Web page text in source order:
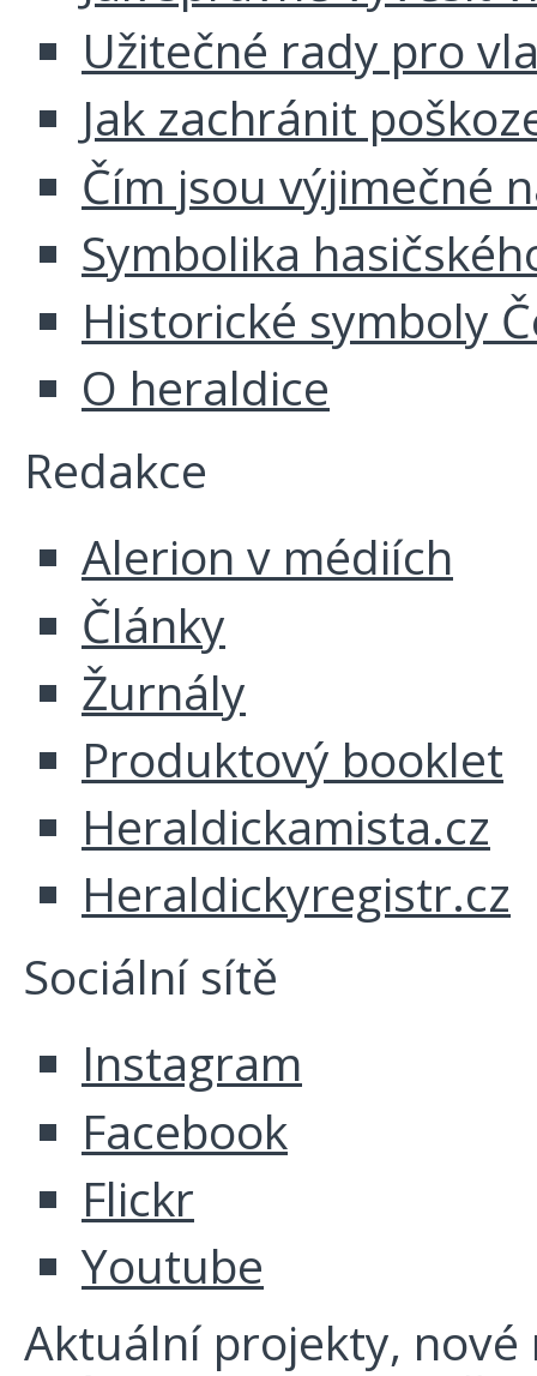
Užitečné rady pro
Jak zachránit
Čím jsou výjimečné
Symbolika
Historické symboly
O heraldice
Redakce
Alerion v médiích
Články
Žurnály
Produktový booklet
Heraldickamista.cz
Heraldickyregistr.cz
Sociální sítě
Instagram
Facebook
Flickr
Youtube
Aktuální projekty, nové